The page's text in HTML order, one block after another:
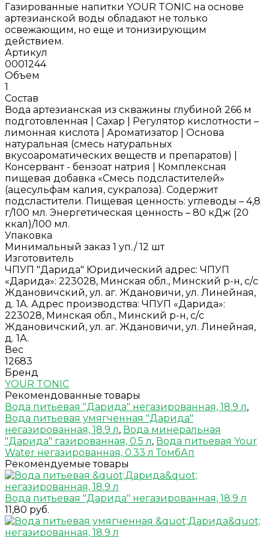
Газированные напитки YOUR TONIC на основе
артезианской воды обладают не только
освежающим, но еще и тонизирующим
действием.
Артикул
0001244
Объем
1
Состав
Вода артезианская из скважины глубиной 266 м
подготовленная | Сахар | Регулятор кислотности –
лимонная кислота | Ароматизатор | Основа
натуральная (смесь натуральных
вкусоароматических веществ и препаратов) |
Консервант - бензоат натрия | Комплексная
пищевая добавка «Смесь подсластителей»
(ацесульфам калия, сукралоза). Содержит
подсластители. Пищевая ценность: углеводы – 4,8
г/100 мл. Энергетическая ценность – 80 кДж (20
ккал)/100 мл.
Упаковка
Минимальный заказ 1 уп./ 12 шт
Изготовитель
ЧПУП "Дарида" Юридический адрес: ЧПУП
«Дарида»: 223028, Минская обл., Минский р-н, с/с
Ждановичский, ул. аг. Ждановичи, ул. Линейная,
д. 1А. Адрес производства: ЧПУП «Дарида»:
223028, Минская обл., Минский р-н, с/с
Ждановичский, ул. аг. Ждановичи, ул. Линейная,
д. 1А.
Вес
12683
Бренд
YOUR TONIC
Рекомендованные товары
Вода питьевая "Дарида" негазированная, 18.9 л,
Вода питьевая умягченная "Дарида"
негазированная, 18.9 л, Вода минеральная
"Дарида" газированная, 0.5 л, Вода питьевая Your
Water негазированная, 0.33 л ТомбАп
Рекомендуемые товары
Вода питьевая "Дарида" негазированная, 18.9 л
11,80 руб.